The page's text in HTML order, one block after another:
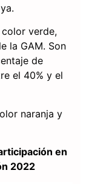
verde,
la GAM. Son
de
el 40% y el
naranja y
en
2022